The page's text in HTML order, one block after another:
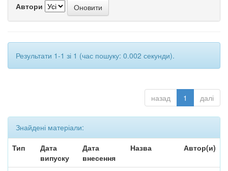
Автори
Результати 1-1 зі 1 (час пошуку: 0.002 секунди).
назад 1 далі
Знайдені матеріали:
Тип
Дата
випуску
Дата
внесення
Назва Автор(и)